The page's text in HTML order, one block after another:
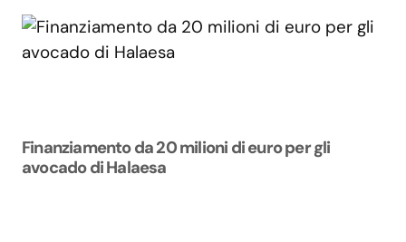
Finanziamento da 20 milioni di euro per gli
avocado di Halaesa